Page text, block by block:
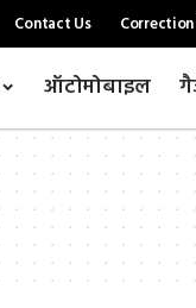
Contact Us
ऑटोमोबाइल